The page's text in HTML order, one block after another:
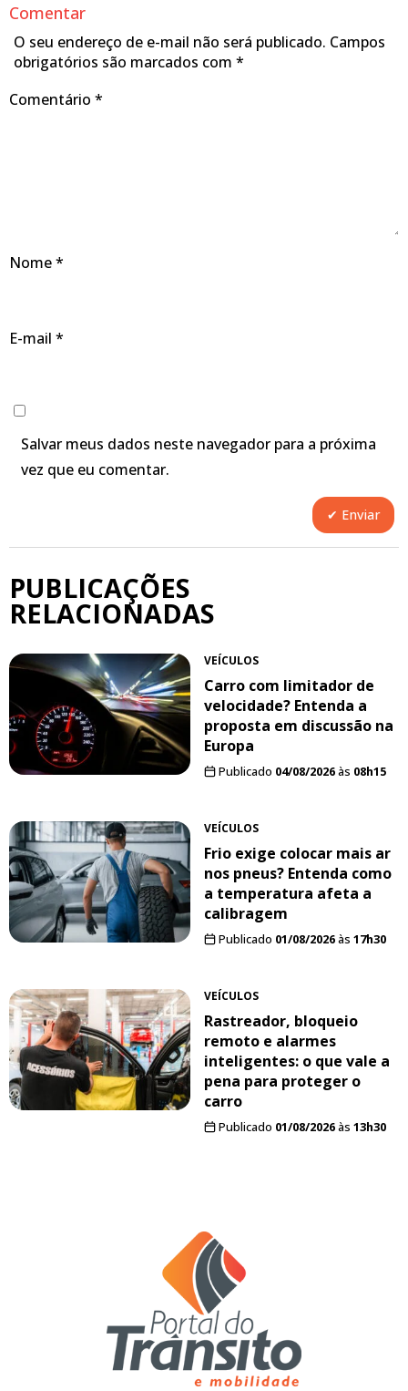
Comentar
O seu endereço de e-mail não será publicado. Campos
obrigatórios são marcados com *
Comentário *
Nome*
E-mail *
Salvar meus dados neste navegador para a próxima
vez que eu comentar.
PUBLICAÇÕES
RELACIONADAS
VEÍCULOS
Carro com limitador de
velocidade? Entenda a
proposta em discussão na
Europa
Publicado 04/08/2026às 08h15
VEÍCULOS
Frio exige colocar mais ar
nos pneus? Entenda como
a temperatura afeta a
calibragem
Publicado 01/08/2026às 17h30
VEÍCULOS
Rastreador, bloqueio
remoto e alarmes
inteligentes: o que vale a
pena para proteger o
carro
Publicado 01/08/2026às 13h30